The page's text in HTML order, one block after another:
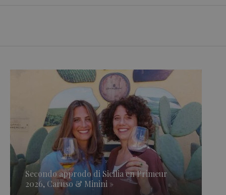
Secondo approdo di Sicilia en Primeur
2026, Caruso & Minini »